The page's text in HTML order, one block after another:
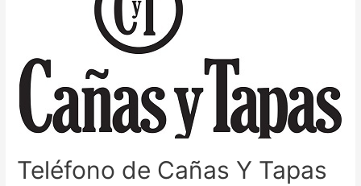
Teléfono de Cañas Y Tapas